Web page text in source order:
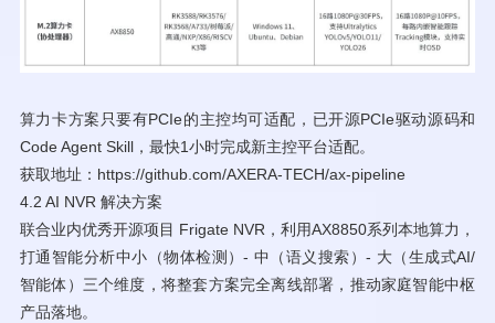
算力卡方案只要有PCIe的主控均可适配，已开源PCIe驱动源码和
Code Agent Skill，最快1小时完成新主控平台适配。
获取地址：https://github.com/AXERA-TECH/ax-pipeline
4.2 AI NVR 解决方案
联合业内优秀开源项目 Frigate NVR，利用AX8850系列本地算力，
打通智能分析中小（物体检测）- 中（语义搜索）- 大（生成式AI/
智能体）三个维度，将整套方案完全离线部署，推动家庭智能中枢
产品落地。